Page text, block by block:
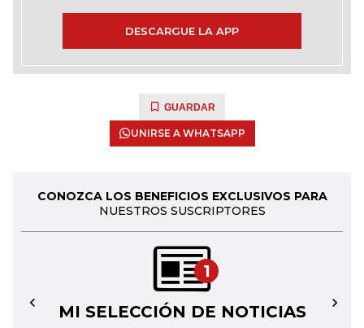
DESCARGUE LA APP
GUARDAR
UNIRSE A WHATSAPP
CONOZCA LOS BENEFICIOS EXCLUSIVOS PARA
NUESTROS SUSCRIPTORES
1
MI SELECCIÓN DE NOTICIAS
← →